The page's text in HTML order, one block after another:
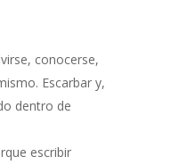
conocerse,
Escarbar y,
dentro de
escribir